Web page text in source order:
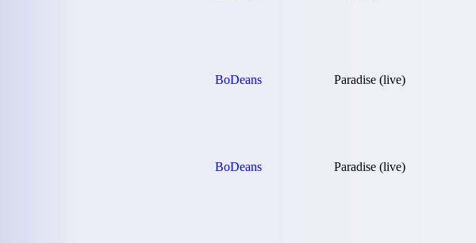
BoDeans Paradise (live)
BoDeans Paradise (live)